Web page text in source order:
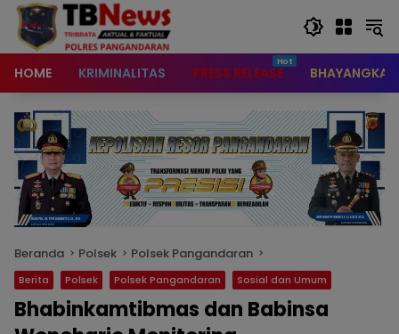
content
HOME KRIMINALITAS PRESS RELEASE BHAYANGKARI
Beranda Polsek Polsek Pangandaran
Berita Polsek Polsek Pangandaran Sosial dan Umum
Bhabinkamtibmas dan Babinsa